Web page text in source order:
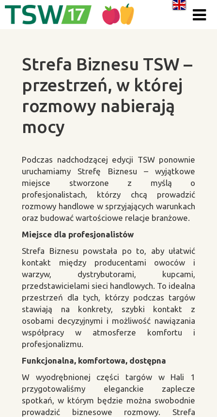
Skip to content
Strefa Biznesu TSW –
przestrzeń, w której
rozmowy nabierają
mocy
Podczas nadchodzącej edycji TSW ponownie
uruchamiamy Strefę Biznesu – wyjątkowe
miejsce stworzone z myślą o
profesjonalistach, którzy chcą prowadzić
rozmowy handlowe w sprzyjających warunkach
oraz budować wartościowe relacje branżowe.
Miejsce dla profesjonalistów
Strefa Biznesu powstała po to, aby ułatwić
kontakt między producentami owoców i
warzyw, dystrybutorami, kupcami,
przedstawicielami sieci handlowych. To idealna
przestrzeń dla tych, którzy podczas targów
stawiają na konkrety, szybki kontakt z
osobami decyzyjnymi i możliwość nawiązania
współpracy w atmosferze komfortu i
profesjonalizmu.
Funkcjonalna, komfortowa, dostępna
W wyodrębnionej części targów w Hali 1
przygotowaliśmy eleganckie zaplecze
spotkań, w którym będzie można swobodnie
prowadzić biznesowe rozmowy. Strefa